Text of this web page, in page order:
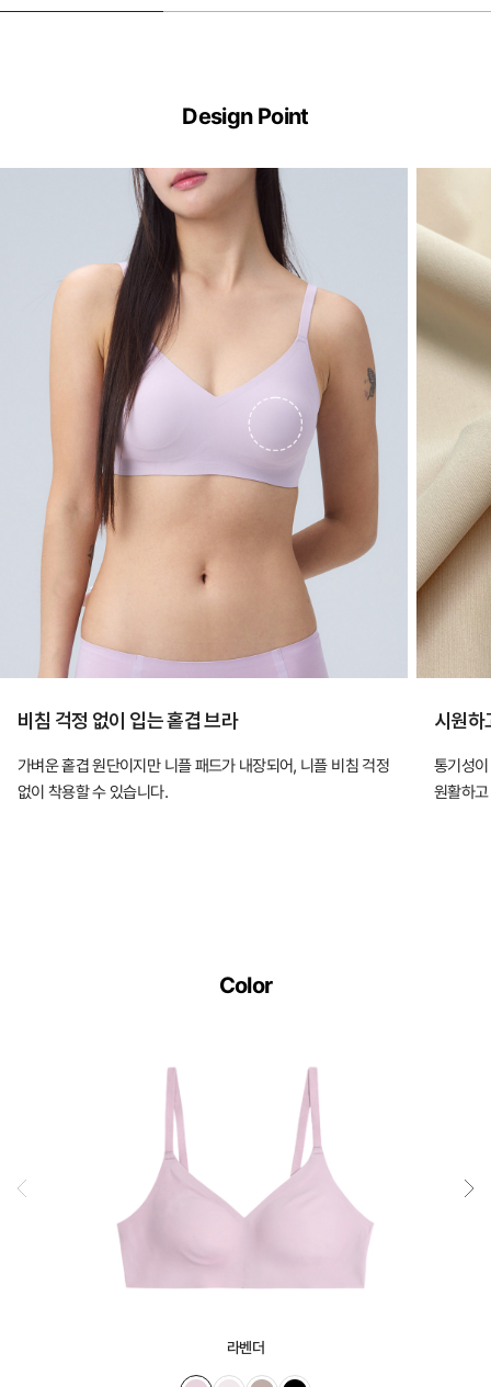
Design Point
비침 걱정 없이 입는 홑겹 브라
가벼운 홑겹 원단이지만 니플 패드가 내장되어, 니플 비침 걱정
없이 착용할 수 있습니다.
시원하
통기성
원활하
Color
라벤더